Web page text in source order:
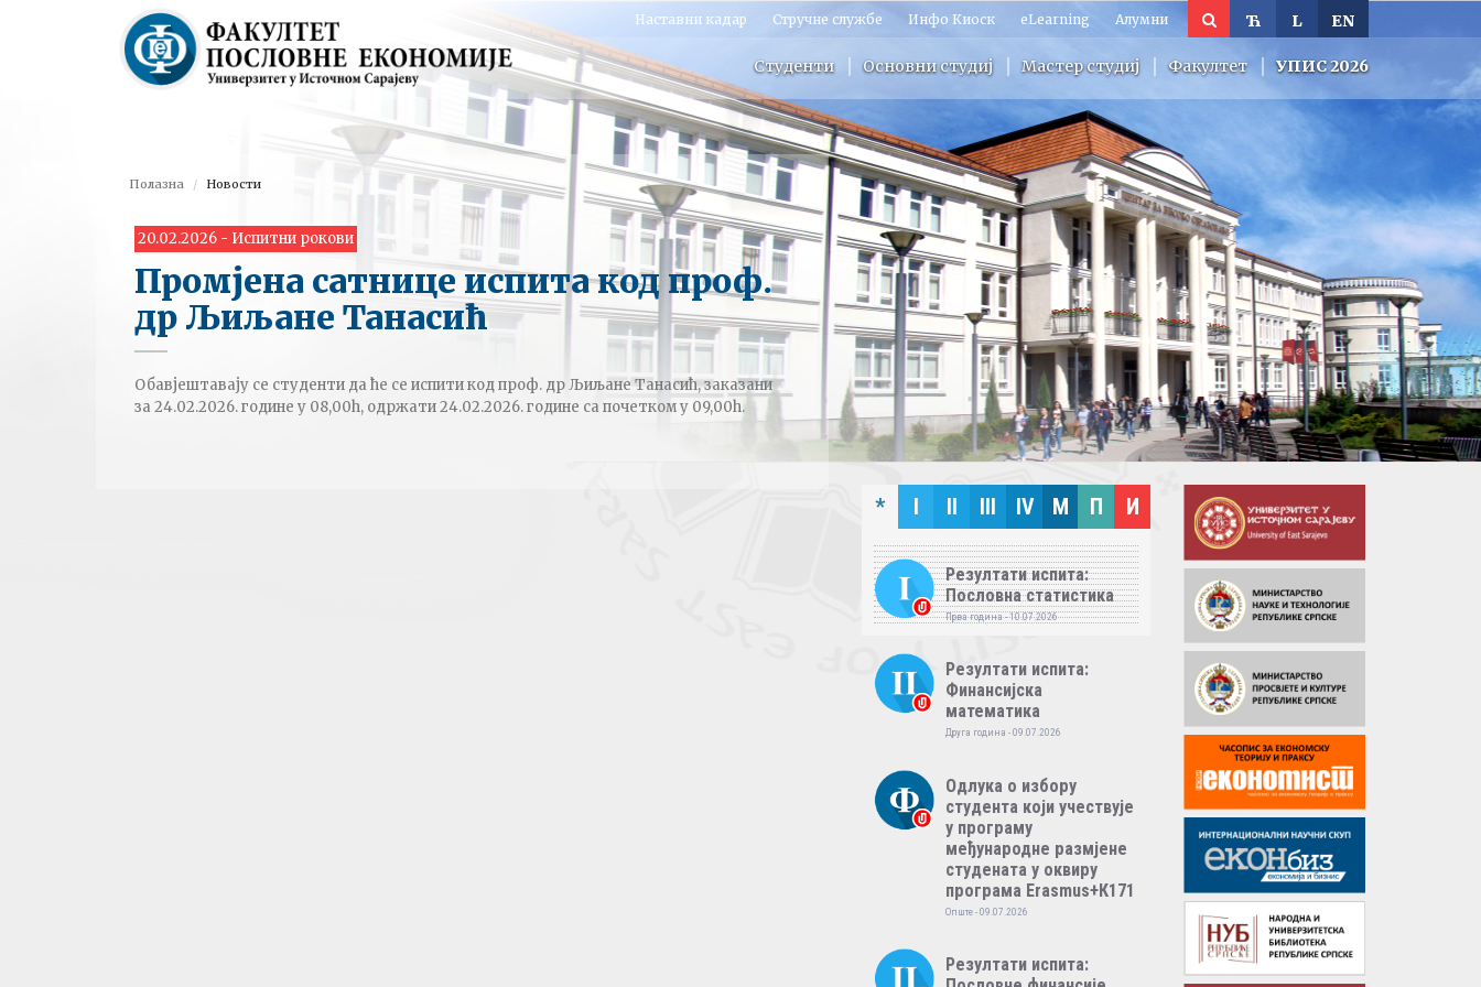
EN
L
Ћ
Наставни кадар Стручне службе Инфо Киоск eLearning Алумни
Студенти Основни студиј Мастер студиј Факултет УПИС 2026
Полазна Новости
20.02.2026 - Испитни рокови
Промјена сатнице испита код проф.
др Љиљане Танасић
Обавјештавају се студенти да ће се испити код проф. др Љиљане Танасић, заказани
за 24.02.2026. године у 08,00h, одржати 24.02.2026. године са почетком у 09,00h.
* I II III IV M П И
Резултати испита:
Пословна статистика
Прва година - 10.07.2026
Резултати испита:
Финансијска
математика
Друга година - 09.07.2026
Одлука о избору
студента који учествује
у програму
међународне размјене
студената у оквиру
програма Erasmus+К171
Опште - 09.07.2026
Резултати испита: